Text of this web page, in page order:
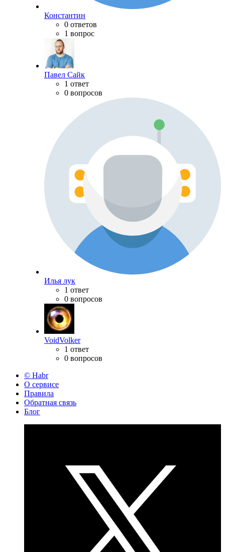
Константин
0 ответов
1 вопрос
Павел Сайк
1 ответ
0 вопросов
Илья лук
1 ответ
0 вопросов
VoidVolker
1 ответ
0 вопросов
© Habr
О сервисе
Правила
Обратная связь
Блог